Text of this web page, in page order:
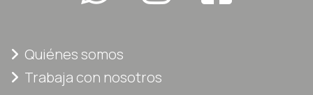
Quiénes somos
Trabaja con nosotros